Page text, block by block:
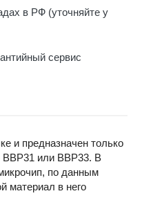
в РФ (уточняйте у
сервис
и предназначен только
BBP31 или BBP33. В
по данным
материал в него